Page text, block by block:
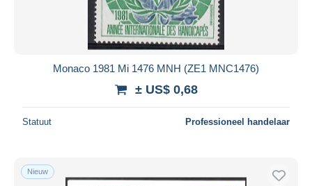
Monaco 1981 Mi 1476 MNH (ZE1 MNC1476)
± US$ 0,68
Statuut Professioneel handelaar
Nieuw